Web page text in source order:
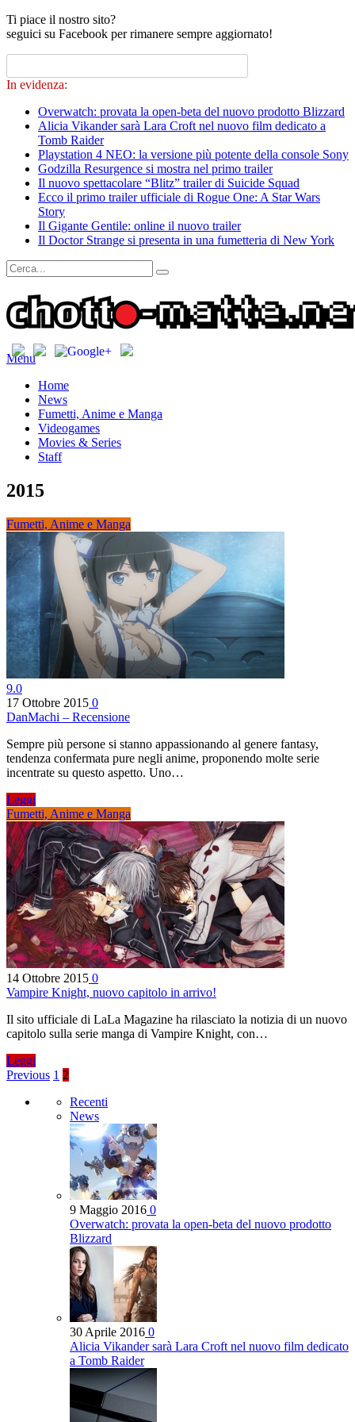
Ti piace il nostro sito?
seguici su Facebook per rimanere sempre aggiornato!
In evidenza:
Overwatch: provata la open-beta del nuovo prodotto Blizzard
Alicia Vikander sarà Lara Croft nel nuovo film dedicato a
Tomb Raider
Playstation 4 NEO: la versione più potente della console Sony
Godzilla Resurgence si mostra nel primo trailer
Il nuovo spettacolare “Blitz” trailer di Suicide Squad
Ecco il primo trailer ufficiale di Rogue One: A Star Wars
Story
Il Gigante Gentile: online il nuovo trailer
Il Doctor Strange si presenta in una fumetteria di New York
Menu
Home
News
Fumetti, Anime e Manga
Videogames
Movies & Series
Staff
2015
Fumetti, Anime e Manga
9.0
17 Ottobre 2015 0
DanMachi – Recensione
Sempre più persone si stanno appassionando al genere fantasy,
tendenza confermata pure negli anime, proponendo molte serie
incentrate su questo aspetto. Uno…
Leggi
Fumetti, Anime e Manga
14 Ottobre 2015 0
Vampire Knight, nuovo capitolo in arrivo!
Il sito ufficiale di LaLa Magazine ha rilasciato la notizia di un nuovo
capitolo sulla serie manga di Vampire Knight, con…
Leggi
Previous 1 2
Recenti
News
9 Maggio 2016 0
Overwatch: provata la open-beta del nuovo prodotto
Blizzard
30 Aprile 2016 0
Alicia Vikander sarà Lara Croft nel nuovo film dedicato
a Tomb Raider